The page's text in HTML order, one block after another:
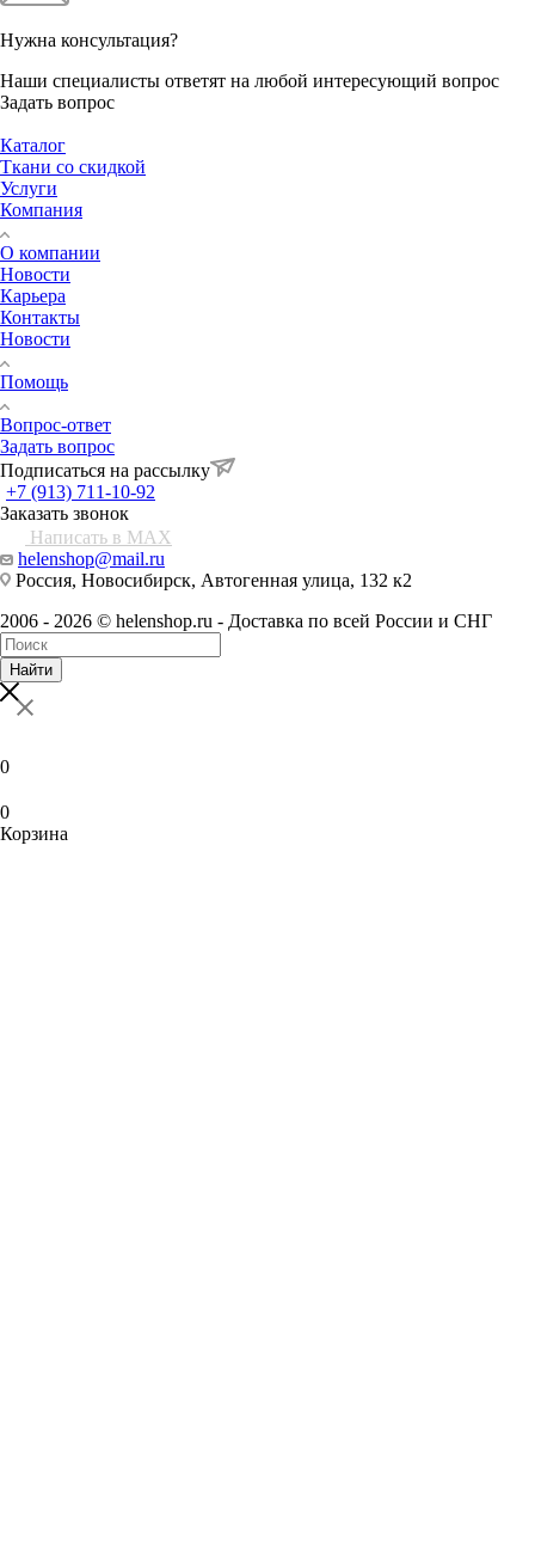
Нужна консультация?
Наши специалисты ответят на любой интересующий вопрос
Задать вопрос
Каталог
Ткани со скидкой
Услуги
Компания
О компании
Новости
Карьера
Контакты
Новости
Помощь
Вопрос-ответ
Задать вопрос
Подписаться на рассылку
+7 (913) 711-10-92
Заказать звонок
Написать в MAX
helenshop@mail.ru
Россия, Новосибирск, Автогенная улица, 132 к2
2006 - 2026 © helenshop.ru - Доставка по всей России и СНГ
Найти
0
0
Корзина